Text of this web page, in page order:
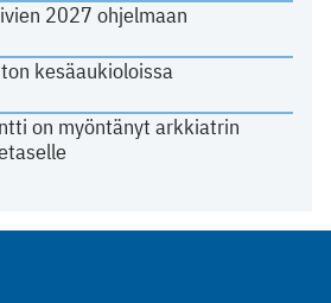
2027 ohjelmaan
kesäaukioloissa
on myöntänyt arkkiatrin